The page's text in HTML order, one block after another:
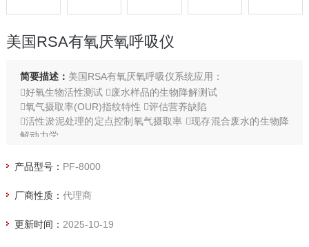
美国RSA有氧厌氧呼吸仪
简要描述： 美国RSA有氧厌氧呼吸仪系统应用：
好氧生物活性测试 废水样品的生物降解测试
氧气摄取率(OUR)指纹特性 评估营养缺陷
活性淤泥处理的定点控制氧气摄取率 现存混合废水的生物降
解动力学
产品型号： PF-8000
厂商性质： 代理商
更新时间： 2025-10-19